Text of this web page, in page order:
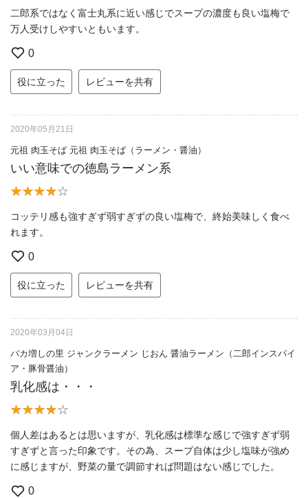
二郎系ではなく富士丸系に近い感じでスープの濃度も良い塩梅で
万人受けしやすいともいます。
0
役に立った レビューを共有
2020年05月21日
元祖 肉玉そば 元祖 肉玉そば（ラーメン・醤油）
いい意味での徳島ラーメン系
コッテリ感も強すぎず弱すぎずの良い塩梅で、終始美味しく食べ
れます。
0
役に立った レビューを共有
2020年03月04日
バカ増しの里 ジャンクラーメン じおん 醤油ラーメン（二郎インスパイ
ア・豚骨醤油）
乳化感は・・・
個人差はあるとは思いますが、乳化感は標準な感じで強すぎず弱
すぎずと言った印象です。その為、スープ自体は少し塩味が強め
に感じますが、野菜の量で調節すれば問題はない感じでした。
0